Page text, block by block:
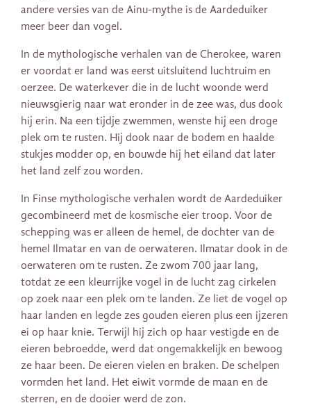
andere versies van de Ainu-mythe is de Aardeduiker
meer beer dan vogel.
In de mythologische verhalen van de Cherokee, waren
er voordat er land was eerst uitsluitend luchtruim en
oerzee. De waterkever die in de lucht woonde werd
nieuwsgierig naar wat eronder in de zee was, dus dook
hij erin. Na een tijdje zwemmen, wenste hij een droge
plek om te rusten. Hij dook naar de bodem en haalde
stukjes modder op, en bouwde hij het eiland dat later
het land zelf zou worden.
In Finse mythologische verhalen wordt de Aardeduiker
gecombineerd met de kosmische eier troop. Voor de
schepping was er alleen de hemel, de dochter van de
hemel Ilmatar en van de oerwateren. Ilmatar dook in de
oerwateren om te rusten. Ze zwom 700 jaar lang,
totdat ze een kleurrijke vogel in de lucht zag cirkelen
op zoek naar een plek om te landen. Ze liet de vogel op
haar landen en legde zes gouden eieren plus een ijzeren
ei op haar knie. Terwijl hij zich op haar vestigde en de
eieren bebroedde, werd dat ongemakkelijk en bewoog
ze haar been. De eieren vielen en braken. De schelpen
vormden het land. Het eiwit vormde de maan en de
sterren, en de dooier werd de zon.